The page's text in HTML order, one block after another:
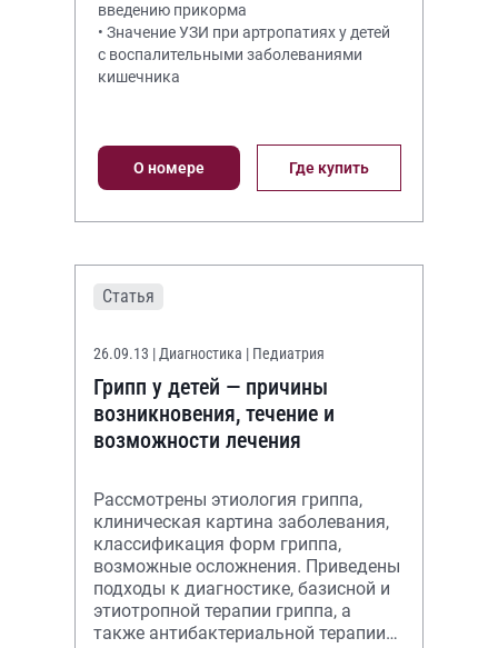
введению прикорма
• Значение УЗИ при артропатиях у детей
с воспалительными заболеваниями
кишечника
О номере Где купить
Статья
26.09.13 | Диагностика | Педиатрия
Грипп у детей — причины
возникновения, течение и
возможности лечения
Рассмотрены этиология гриппа,
клиническая картина заболевания,
классификация форм гриппа,
возможные осложнения. Приведены
подходы к диагностике, базисной и
этиотропной терапии гриппа, а
также антибактериальной терапии